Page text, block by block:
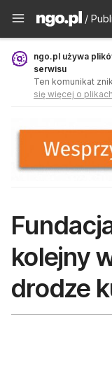
/
ngo.pl używa
serwisu
Ten komunikat
się więcej o
kolejny
drodze